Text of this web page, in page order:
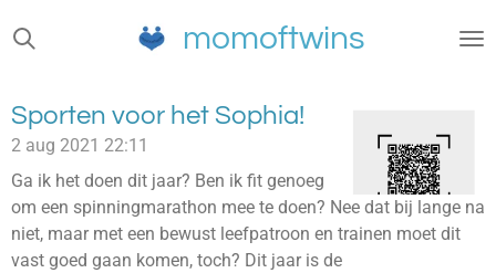
Ga
direct
de
hoofdinhoud
momoftwins
Sporten voor het Sophia!
2 aug 2021 22:11
Ga ik het doen dit jaar? Ben ik fit genoeg
om een spinningmarathon mee te doen? Nee dat bij lange na
niet, maar met een bewust leefpatroon en trainen moet dit
vast goed gaan komen, toch? Dit jaar is de